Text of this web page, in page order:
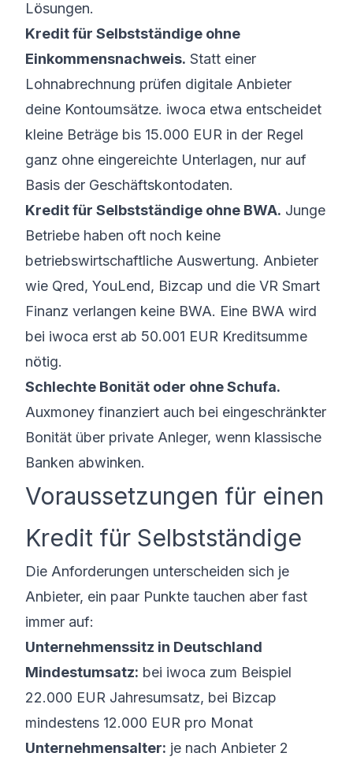
Lösungen.
Kredit für Selbstständige ohne
Einkommensnachweis. Statt einer
Lohnabrechnung prüfen digitale Anbieter
deine Kontoumsätze. iwoca etwa entscheidet
kleine Beträge bis 15.000 EUR in der Regel
ganz ohne eingereichte Unterlagen, nur auf
Basis der Geschäftskontodaten.
Kredit für Selbstständige ohne BWA. Junge
Betriebe haben oft noch keine
betriebswirtschaftliche Auswertung. Anbieter
wie Qred, YouLend, Bizcap und die VR Smart
Finanz verlangen keine BWA. Eine BWA wird
bei iwoca erst ab 50.001 EUR Kreditsumme
nötig.
Schlechte Bonität oder ohne Schufa.
Auxmoney finanziert auch bei eingeschränkter
Bonität über private Anleger, wenn klassische
Banken abwinken.
Voraussetzungen für einen
Kredit für Selbstständige
Die Anforderungen unterscheiden sich je
Anbieter, ein paar Punkte tauchen aber fast
immer auf:
Unternehmenssitz in Deutschland
Mindestumsatz: bei iwoca zum Beispiel
22.000 EUR Jahresumsatz, bei Bizcap
mindestens 12.000 EUR pro Monat
Unternehmensalter: je nach Anbieter 2